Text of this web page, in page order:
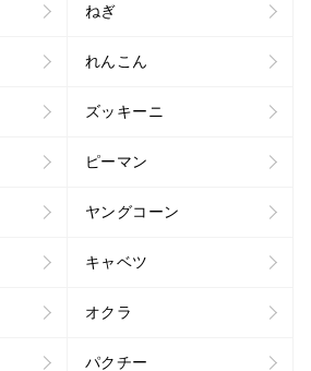
ねぎ
れんこん
ズッキーニ
ピーマン
ヤングコーン
キャベツ
オクラ
パクチー